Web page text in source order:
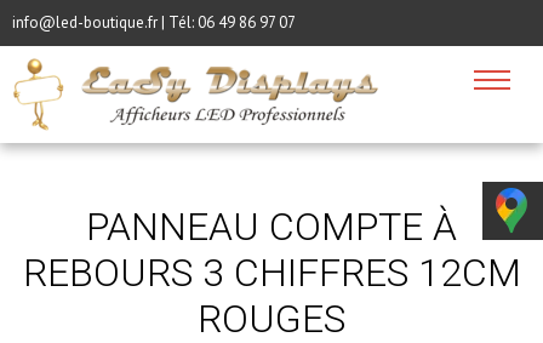
info@led-boutique.fr | Tél: 06 49 86 97 07
PANNEAU COMPTE À
REBOURS 3 CHIFFRES 12CM
ROUGES